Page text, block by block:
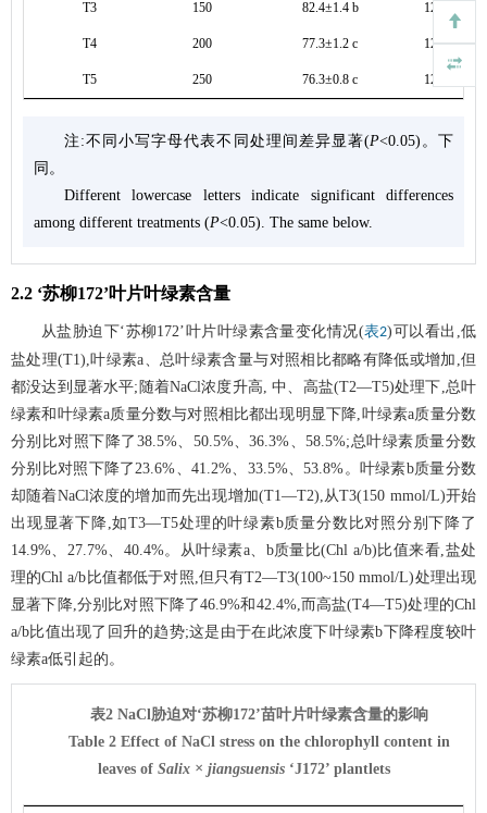
T3 150 82.4±1.4 b 12.83±1.21
T4 200 77.3±1.2 c 12.25±1.17
T5 250 76.3±0.8 c 12.25±0.88
注:不同小写字母代表不同处理间差异显著(P<0.05)。下
同。
Different lowercase letters indicate significant differences
among different treatments (P<0.05). The same below.
2.2 ‘苏柳172’叶片叶绿素含量
从盐胁迫下‘苏柳172’叶片叶绿素含量变化情况(表2)可以看出,低
盐处理(T1),叶绿素a、总叶绿素含量与对照相比都略有降低或增加,但
都没达到显著水平;随着NaCl浓度升高, 中、高盐(T2—T5)处理下,总叶
绿素和叶绿素a质量分数与对照相比都出现明显下降,叶绿素a质量分数
分别比对照下降了38.5%、50.5%、36.3%、58.5%;总叶绿素质量分数
分别比对照下降了23.6%、41.2%、33.5%、53.8%。叶绿素b质量分数
却随着NaCl浓度的增加而先出现增加(T1—T2),从T3(150 mmol/L)开始
出现显著下降,如T3—T5处理的叶绿素b质量分数比对照分别下降了
14.9%、27.7%、40.4%。从叶绿素a、b质量比(Chl a/b)比值来看,盐处
理的Chl a/b比值都低于对照,但只有T2—T3(100~150 mmol/L)处理出现
显著下降,分别比对照下降了46.9%和42.4%,而高盐(T4—T5)处理的Chl
a/b比值出现了回升的趋势;这是由于在此浓度下叶绿素b下降程度较叶
绿素a低引起的。
表2 NaCl胁迫对‘苏柳172’苗叶片叶绿素含量的影响
Table 2 Effect of NaCl stress on the chlorophyll content in
leaves of Salix × jiangsuensis‘J172’ plantlets